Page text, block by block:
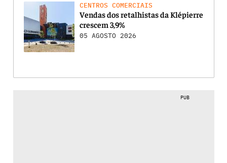
CENTROS COMERCIAIS
Vendas dos retalhistas da Klépierre
crescem 3,9%
05 AGOSTO 2026
PUB